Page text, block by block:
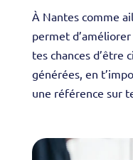
À Nantes comme
permet
tes chances d’être
générées, en
une référence sur